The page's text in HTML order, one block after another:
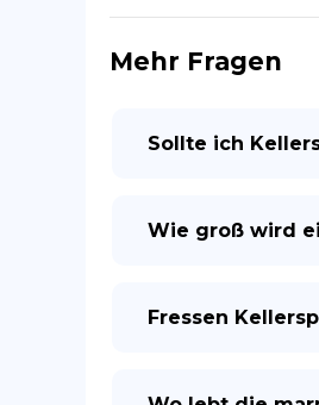
Mehr Fragen
Sollte ich
Wie groß wird
Fressen